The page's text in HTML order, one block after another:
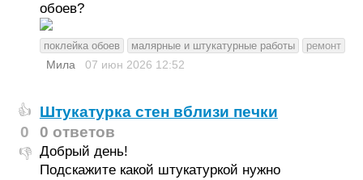
обоев?
поклейка обоев малярные и штукатурные работы ремонт
Мила 07 июн 2026 12:52
👍
0
👎
Штукатурка стен вблизи печки
0 ответов
Добрый день!
Подскажите какой штукатуркой нужно